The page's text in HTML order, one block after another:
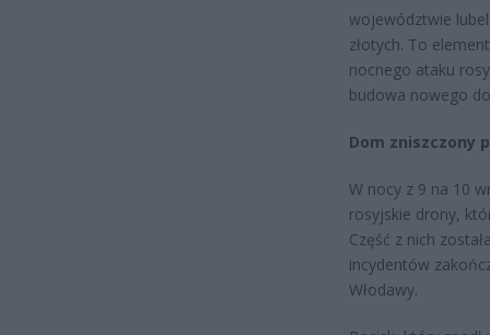
województwie
złotych. To
nocnego ataku
budowa nowego
Dom zniszczony
W nocy z 9 na 10
rosyjskie drony,
Część z nich
incydentów
Włodawy.